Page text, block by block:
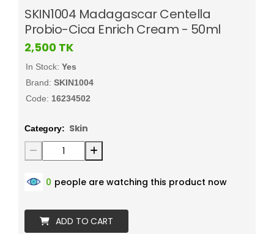
SKIN1004 Madagascar Centella
Probio-Cica Enrich Cream - 50ml
2,500 TK
In Stock: Yes
Brand: SKIN1004
Code: 16234502
Category: Skin
0 people are watching this product now
ADD TO CART